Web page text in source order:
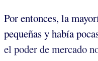
Por entonces, la
pequeñas y había
el poder de mercado